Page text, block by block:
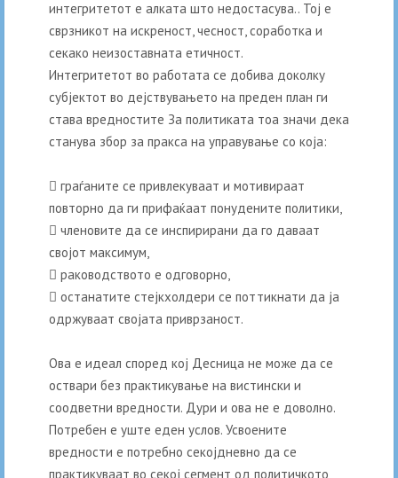
интегритетот е алката што недостасува.. Тој е
сврзникот на искреност, чесност, соработка и
секако неизоставната етичност.
Интегритетот во работата се добива доколку
субјектот во дејствувањето на преден план ги
става вредностите За политиката тоа значи дека
станува збор за пракса на управување со која:
 граѓаните се привлекуваат и мотивираат
повторно да ги прифаќаат понудените политики,
 членовите да се инспирирани да го даваат
својот максимум,
 раководството е одговорно,
 останатите стејкхолдери се поттикнати да ја
одржуваат својата приврзаност.
Ова е идеал според кој Десница не може да се
оствари без практикување на вистински и
соодветни вредности. Дури и ова не е доволно.
Потребен е уште еден услов. Усвоените
вредности е потребно секојдневно да се
практикуваат во секој сегмент од политичкото